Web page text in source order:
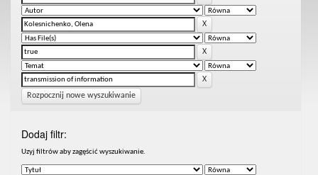
Rozpocznij nowe wyszukiwanie
Dodaj filtr:
Uzyj filtrów aby zagęścić wyszukiwanie.